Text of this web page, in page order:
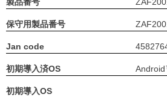
保守用製品番号
Jan code
初期導入済OS
初期導入OS